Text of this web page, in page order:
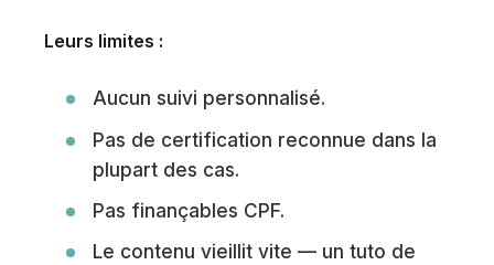
Leurs limites :
Aucun suivi personnalisé.
Pas de certification reconnue dans la
plupart des cas.
Pas finançables CPF.
Le contenu vieillit vite — un tuto de